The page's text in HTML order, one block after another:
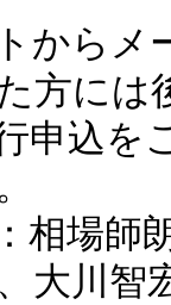
からメ
方には
申込を
相場師
大川智